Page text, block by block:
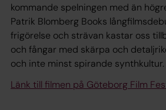
kommande spelningen med än
Patrik Blomberg Books
frigörelse och strävan kastar oss
och fångar med skärpa och
och inte minst spirande synthkultur.
Länk till filmen på Göteborg Film